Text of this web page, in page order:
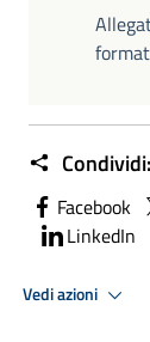
Condividi:
Facebook
LinkedIn
Vedi azioni